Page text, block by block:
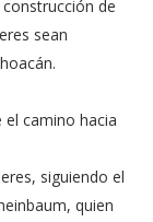
de
sean
el camino hacia
siguiendo el
quien